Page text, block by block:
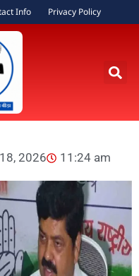
Info Privacy Policy
2026 11:24 am